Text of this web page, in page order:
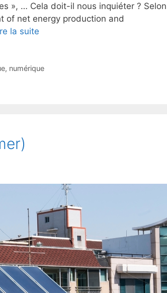
», … Cela doit-il nous inquiéter ? Selon
of net energy production and
la suite
, numérique